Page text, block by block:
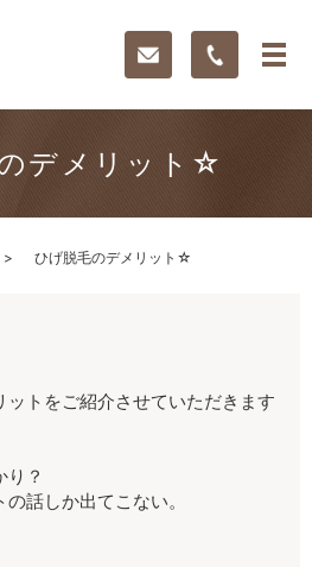
デメリット☆
ひげ脱毛のデメリット☆
トをご紹介させていただきます
り？
話しか出てこない。